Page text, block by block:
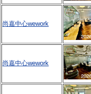
尚嘉中心wework
尚嘉中心wework